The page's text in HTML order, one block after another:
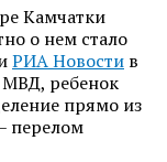
Камчатки
о нем стало
РИА Новости в
МВД, ребенок
прямо из
перелом